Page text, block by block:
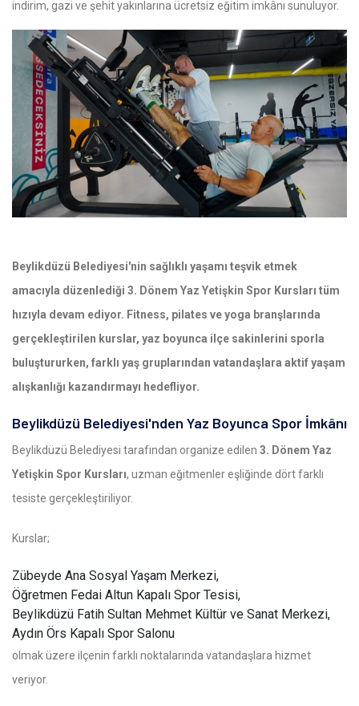
indirim, gazi ve şehit yakınlarına ücretsiz eğitim imkânı sunuluyor.
Beylikdüzü Belediyesi'nin sağlıklı yaşamı teşvik etmek
amacıyla düzenlediği 3. Dönem Yaz Yetişkin Spor Kursları tüm
hızıyla devam ediyor. Fitness, pilates ve yoga branşlarında
gerçekleştirilen kurslar, yaz boyunca ilçe sakinlerini sporla
buluştururken, farklı yaş gruplarından vatandaşlara aktif yaşam
alışkanlığı kazandırmayı hedefliyor.
Beylikdüzü Belediyesi'nden Yaz Boyunca Spor İmkânı
Beylikdüzü Belediyesi tarafından organize edilen 3. Dönem Yaz
Yetişkin Spor Kursları, uzman eğitmenler eşliğinde dört farklı
tesiste gerçekleştiriliyor.
Kurslar;
Zübeyde Ana Sosyal Yaşam Merkezi,
Öğretmen Fedai Altun Kapalı Spor Tesisi,
Beylikdüzü Fatih Sultan Mehmet Kültür ve Sanat Merkezi,
Aydın Örs Kapalı Spor Salonu
olmak üzere ilçenin farklı noktalarında vatandaşlara hizmet
veriyor.